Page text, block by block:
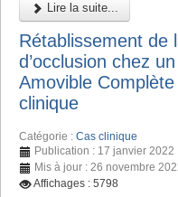
Lire la suite...
Rétablissement de
d’occlusion chez
Amovible
clinique
Catégorie : Cas clinique
Publication : 17 janvier 2022
Mis à jour : 26 novembre
Affichages : 5798